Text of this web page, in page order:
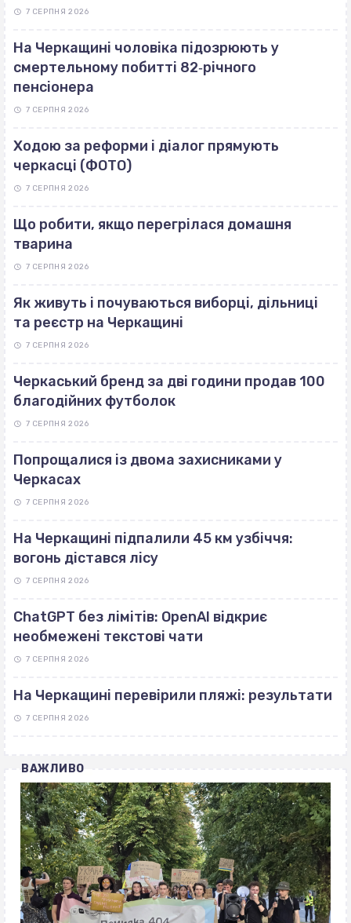
7 СЕРПНЯ 2026
На Черкащині чоловіка підозрюють у
смертельному побитті 82‐річного
пенсіонера
7 СЕРПНЯ 2026
Ходою за реформи і діалог прямують
черкасці (ФОТО)
7 СЕРПНЯ 2026
Що робити, якщо перегрілася домашня
тварина
7 СЕРПНЯ 2026
Як живуть і почуваються виборці, дільниці
та реєстр на Черкащині
7 СЕРПНЯ 2026
Черкаський бренд за дві години продав 100
благодійних футболок
7 СЕРПНЯ 2026
Попрощалися із двома захисниками у
Черкасах
7 СЕРПНЯ 2026
На Черкащині підпалили 45 км узбіччя:
вогонь дістався лісу
7 СЕРПНЯ 2026
ChatGPT без лімітів: OpenAI відкриє
необмежені текстові чати
7 СЕРПНЯ 2026
На Черкащині перевірили пляжі: результати
7 СЕРПНЯ 2026
ВАЖЛИВО